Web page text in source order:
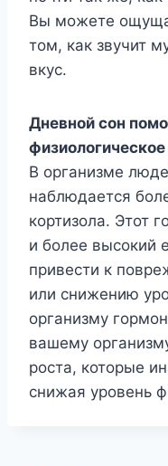
Вы можете
том, как звучит
вкус.
Дневной сон
В организме
наблюдается
кортизола. Этот
и более высокий
привести к
или снижению
организму
вашему
роста, которые
снижая уровень